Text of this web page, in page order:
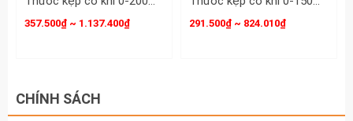
357.500₫ ~ 1.137.400₫ 291.500₫ ~ 824.010₫
CHÍNH SÁCH